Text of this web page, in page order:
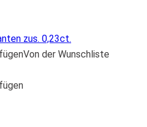
Von der Wunschliste